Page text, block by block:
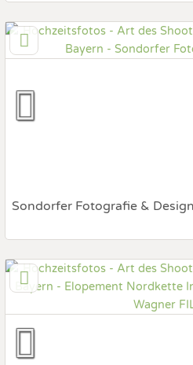
Art des Shootings:
Hochzeits Shooting
Fotobox mit Zubehör
Sondorfer Fotografie & Design
Art des Shootings:
Hochzeits Shooting
Fotobox mit Zubehör